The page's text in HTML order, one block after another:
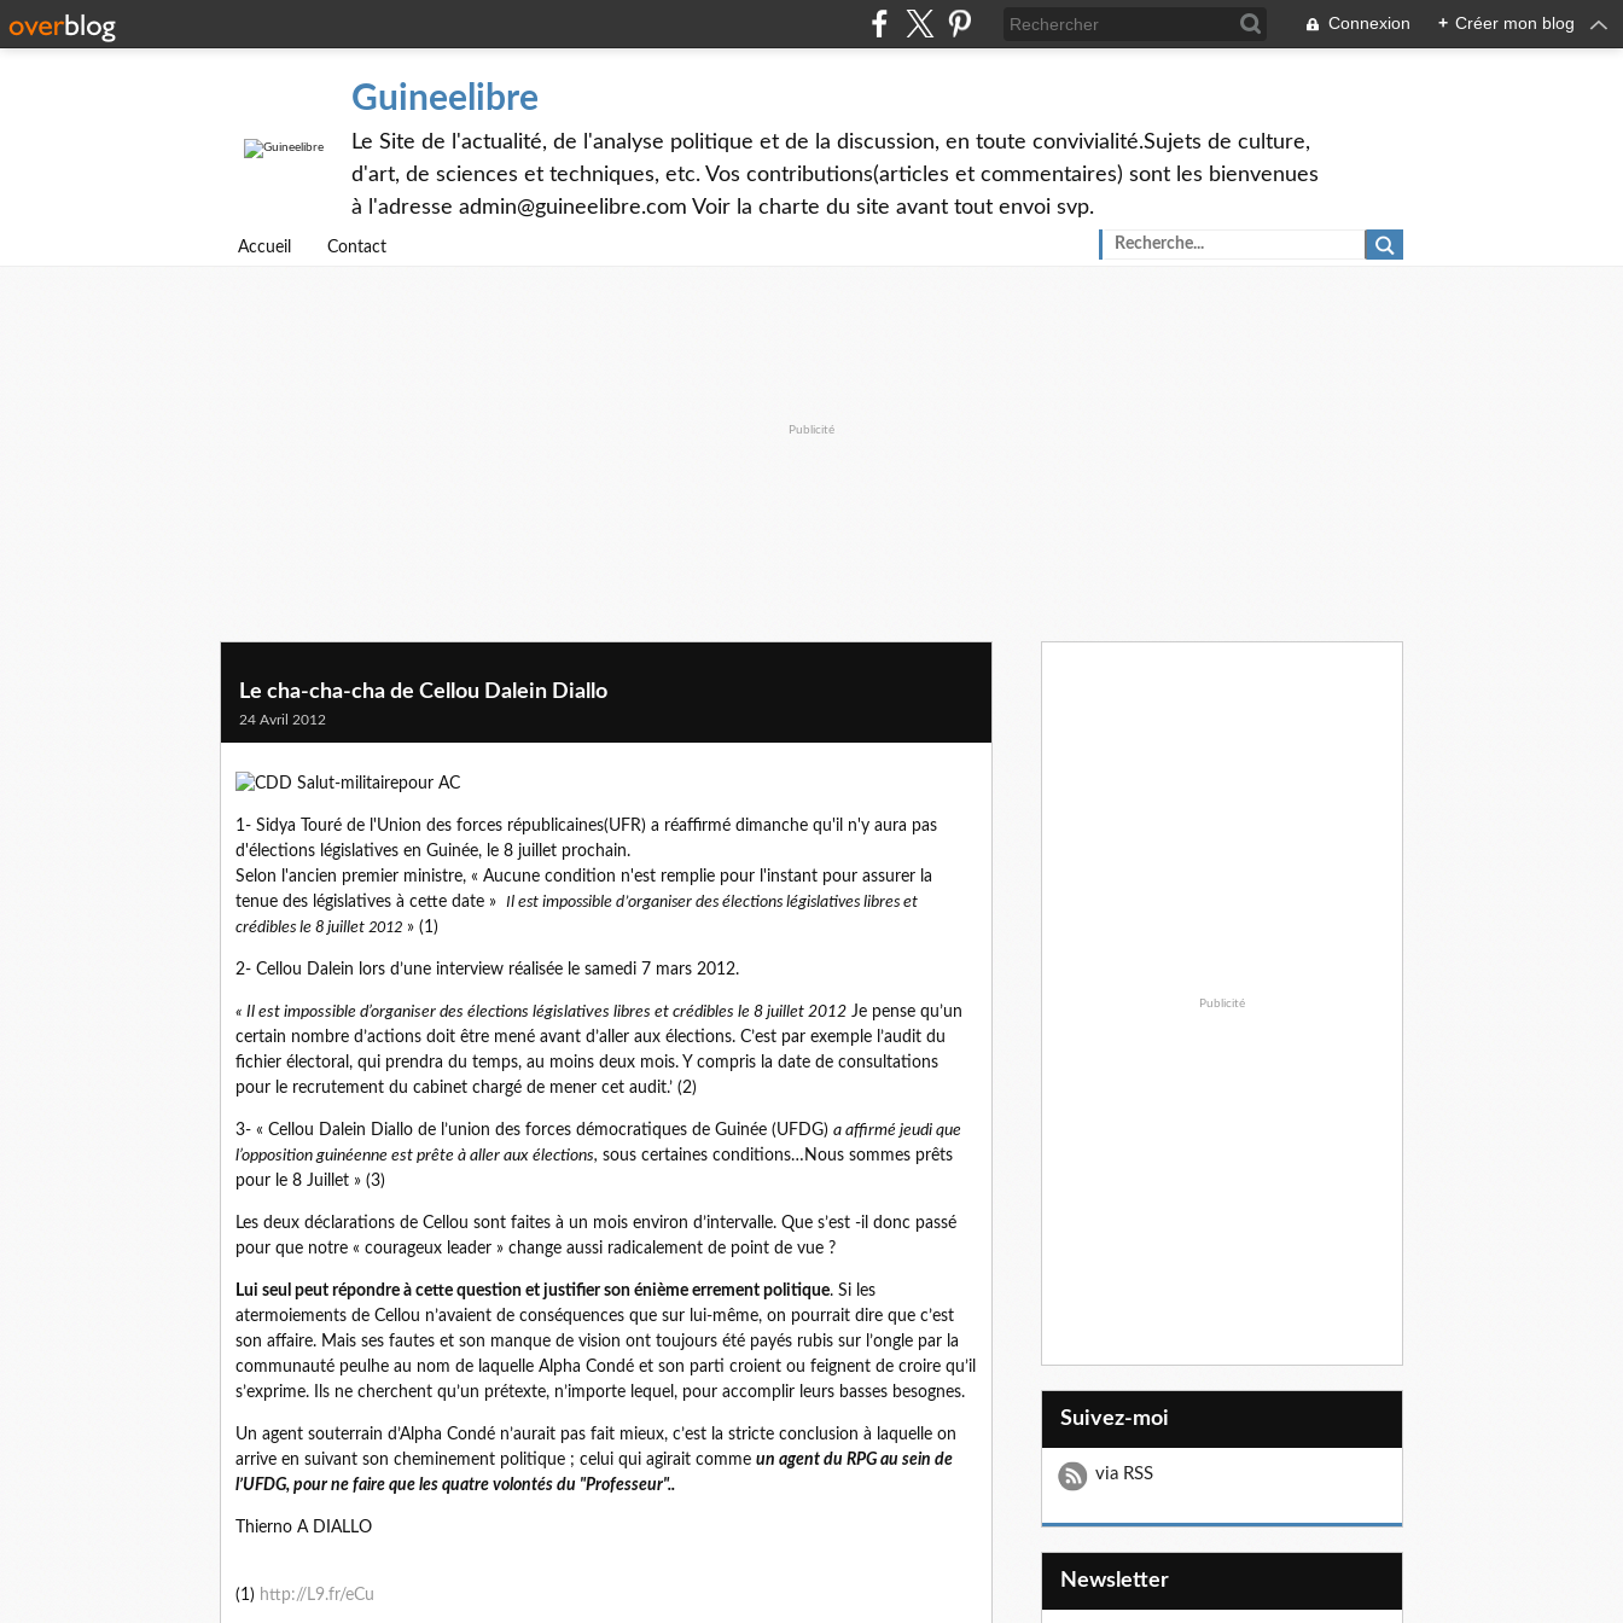
Connexion + Créer mon blog
Guineelibre
Le Site de l'actualité, de l'analyse politique et de la discussion, en toute convivialité.Sujets de culture,
d'art, de sciences et techniques, etc. Vos contributions(articles et commentaires) sont les bienvenues
à l'adresse admin@guineelibre.com Voir la charte du site avant tout envoi svp.
Accueil Contact
Publicité
Le cha-cha-cha de Cellou Dalein Diallo
24 Avril 2012
1- Sidya Touré de l'Union des forces républicaines(UFR) a réaffirmé dimanche qu'il n'y aura pas
d'élections législatives en Guinée, le 8 juillet prochain.
Selon l'ancien premier ministre, « Aucune condition n'est remplie pour l'instant pour assurer la
tenue des législatives à cette date » Il est impossible d’organiser des élections législatives libres et
crédibles le 8 juillet 2012 » (1)
2- Cellou Dalein lors d’une interview réalisée le samedi 7 mars 2012.
« Il est impossible d’organiser des élections législatives libres et crédibles le 8 juillet 2012 Je pense qu’un
certain nombre d’actions doit être mené avant d’aller aux élections. C’est par exemple l’audit du
fichier électoral, qui prendra du temps, au moins deux mois. Y compris la date de consultations
pour le recrutement du cabinet chargé de mener cet audit.’ (2)
3- « Cellou Dalein Diallo de l’union des forces démocratiques de Guinée (UFDG) a affirmé jeudi que
l’opposition guinéenne est prête à aller aux élections, sous certaines conditions…Nous sommes prêts
pour le 8 Juillet » (3)
Les deux déclarations de Cellou sont faites à un mois environ d’intervalle. Que s’est -il donc passé
pour que notre « courageux leader » change aussi radicalement de point de vue ?
Lui seul peut répondre à cette question et justifier son énième errement politique. Si les
atermoiements de Cellou n’avaient de conséquences que sur lui-même, on pourrait dire que c’est
son affaire. Mais ses fautes et son manque de vision ont toujours été payés rubis sur l’ongle par la
communauté peulhe au nom de laquelle Alpha Condé et son parti croient ou feignent de croire qu’il
s’exprime. Ils ne cherchent qu’un prétexte, n’importe lequel, pour accomplir leurs basses besognes.
Un agent souterrain d’Alpha Condé n’aurait pas fait mieux, c’est la stricte conclusion à laquelle on
arrive en suivant son cheminement politique ; celui qui agirait comme un agent du RPG au sein de
l’UFDG, pour ne faire que les quatre volontés du "Professeur"..
Thierno A DIALLO
(1) http://L9.fr/eCu
Publicité
Suivez-moi
via RSS
Newsletter